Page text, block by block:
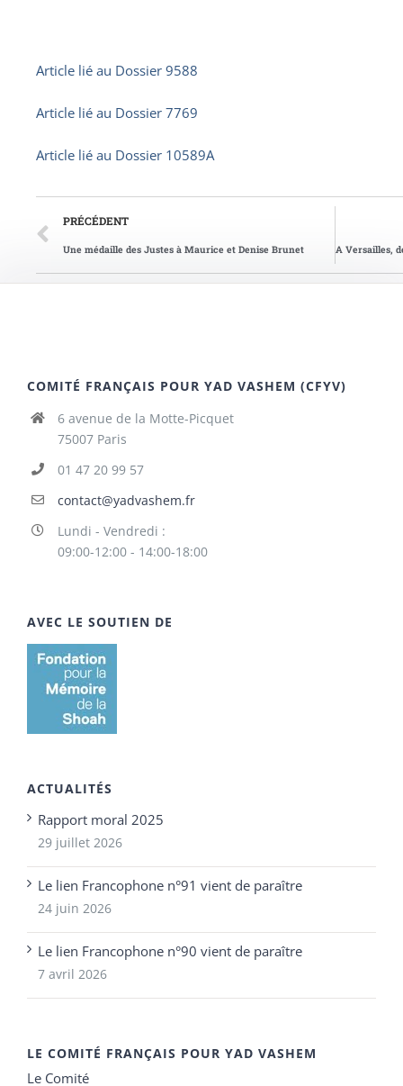
Article lié au Dossier 9588
Article lié au Dossier 7769
Article lié au Dossier 10589A
PRÉCÉDENT
Une médaille des Justes à Maurice et Denise Brunet
COMITÉ FRANÇAIS POUR YAD VASHEM (CFYV)
6 avenue de la Motte-Picquet
75007 Paris
01 47 20 99 57
contact@yadvashem.fr
Lundi - Vendredi :
09:00-12:00 - 14:00-18:00
AVEC LE SOUTIEN DE
ACTUALITÉS
Rapport moral 2025
29 juillet 2026
Le lien Francophone n°91 vient de paraître
24 juin 2026
Le lien Francophone n°90 vient de paraître
7 avril 2026
LE COMITÉ FRANÇAIS POUR YAD VASHEM
Le Comité